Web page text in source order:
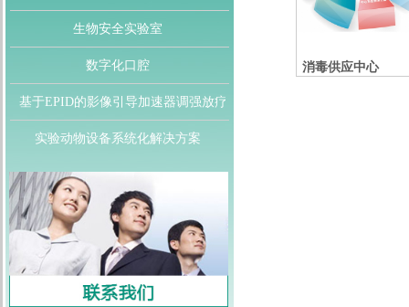
生物安全实验室
数字化口腔
基于EPID的影像引导加速器调强放疗
实验动物设备系统化解决方案
消毒供应中心